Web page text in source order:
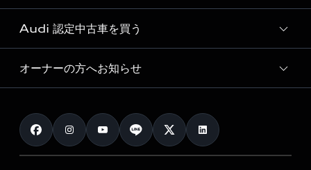
試乗予約
e-tronラインアップ
価格シミュレーション
車両比較
カタログ一覧
オンラインショップ
Audi collection
アウディナビアプリ
サービス入庫予約
サービスプログラム
メンテナンス
車検 / 定期点検
e-tronアフターサポート
Audi 認定中古車を買う
Audi認定中古車
クオリティ
保証
オーナーの方へお知らせ
お知らせ
オーナー様向けキャンペーン